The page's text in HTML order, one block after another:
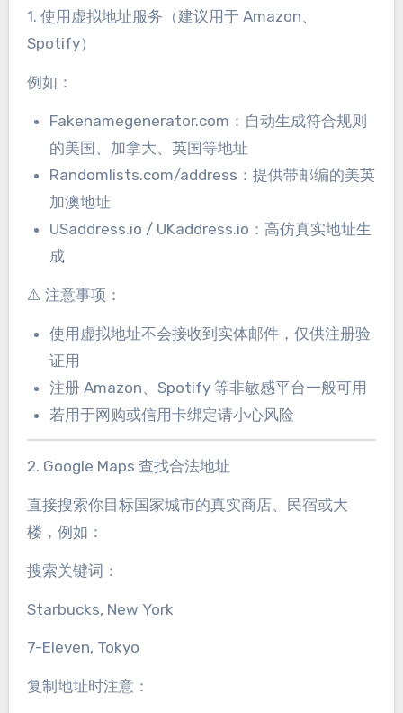
1. 使用虚拟地址服务（建议用于 Amazon、
Spotify）
例如：
Fakenamegenerator.com：自动生成符合规则
的美国、加拿大、英国等地址
Randomlists.com/address：提供带邮编的美英
加澳地址
USaddress.io / UKaddress.io：高仿真实地址生
成
⚠️ 注意事项：
使用虚拟地址不会接收到实体邮件，仅供注册验
证用
注册 Amazon、Spotify 等非敏感平台一般可用
若用于网购或信用卡绑定请小心风险
2. Google Maps 查找合法地址
直接搜索你目标国家城市的真实商店、民宿或大
楼，例如：
搜索关键词：
Starbucks, New York
7-Eleven, Tokyo
复制地址时注意：